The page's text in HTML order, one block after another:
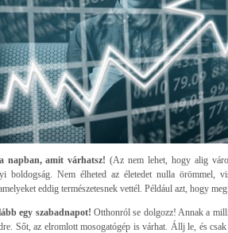
napban, amit várhatsz! (Az nem lehet, hogy alig
boldogság. Nem élheted az életedet nulla örömmel,
eddig természetesnek vettél. Például azt, hogy
egy szabadnapot! Otthonról se dolgozz! Annak a
Sőt, az elromlott mosogatógép is várhat. Állj le, és